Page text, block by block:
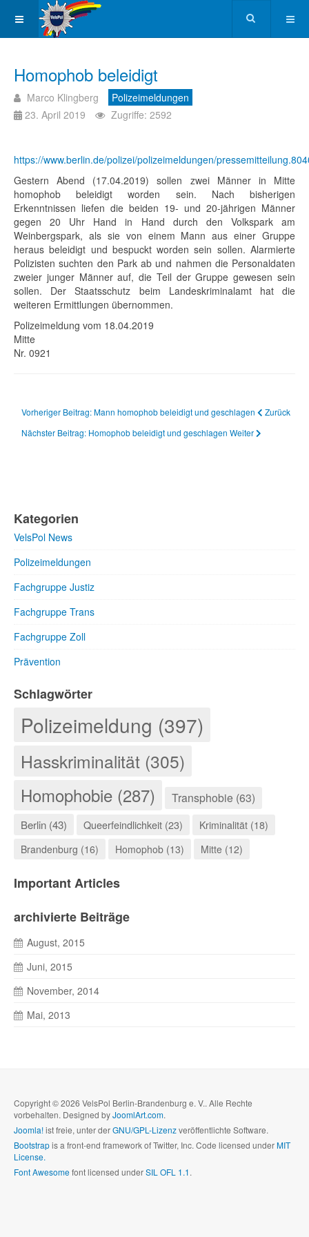
Homophob beleidigt
Marco Klingberg
Polizeimeldungen
23. April 2019
Zugriffe: 2592
https://www.berlin.de/polizei/polizeimeldungen/
Gestern Abend (17.04.2019) sollen zwei Männer in Mitte
homophob beleidigt worden sein. Nach bisherigen
Erkenntnissen liefen die beiden 19- und 20-jährigen Männer
gegen 20 Uhr Hand in Hand durch den Volkspark am
Weinbergspark, als sie von einem Mann aus einer Gruppe
heraus beleidigt und bespuckt worden sein sollen. Alarmierte
Polizisten suchten den Park ab und nahmen die Personaldaten
zweier junger Männer auf, die Teil der Gruppe gewesen sein
sollen. Der Staatsschutz beim Landeskriminalamt hat die
weiteren Ermittlungen übernommen.
Polizeimeldung vom 18.04.2019
Mitte
Nr. 0921
Vorheriger Beitrag: Mann homophob beleidigt und geschlagen
Zurück
Nächster Beitrag: Homophob beleidigt und geschlagen Weiter
Kategorien
VelsPol News
Polizeimeldungen
Fachgruppe Justiz
Fachgruppe Trans
Fachgruppe Zoll
Prävention
Schlagwörter
Polizeimeldung (397)
Hasskriminalität (305)
Homophobie (287)
Transphobie (63)
Berlin (43) Queerfeindlichkeit (23)
Kriminalität (18)
Brandenburg (16)
Homophob (13) Mitte (12)
Important Articles
archivierte Beiträge
August, 2015
Juni, 2015
November, 2014
Mai, 2013
Copyright © 2026 VelsPol Berlin-Brandenburg e. V.. Alle Rechte
vorbehalten. Designed byJoomlArt.com.
Joomla!ist freie, unter derGNU/GPL-Lizenzveröffentlichte Software.
Bootstrapis a front-end framework of Twitter, Inc. Code licensed underMIT
License.
Font Awesomefont licensed underSIL OFL 1.1.